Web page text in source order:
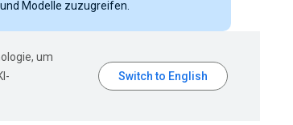
Modelle zuzugreifen.
um